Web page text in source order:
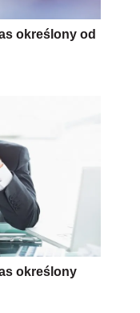
określony od
określony